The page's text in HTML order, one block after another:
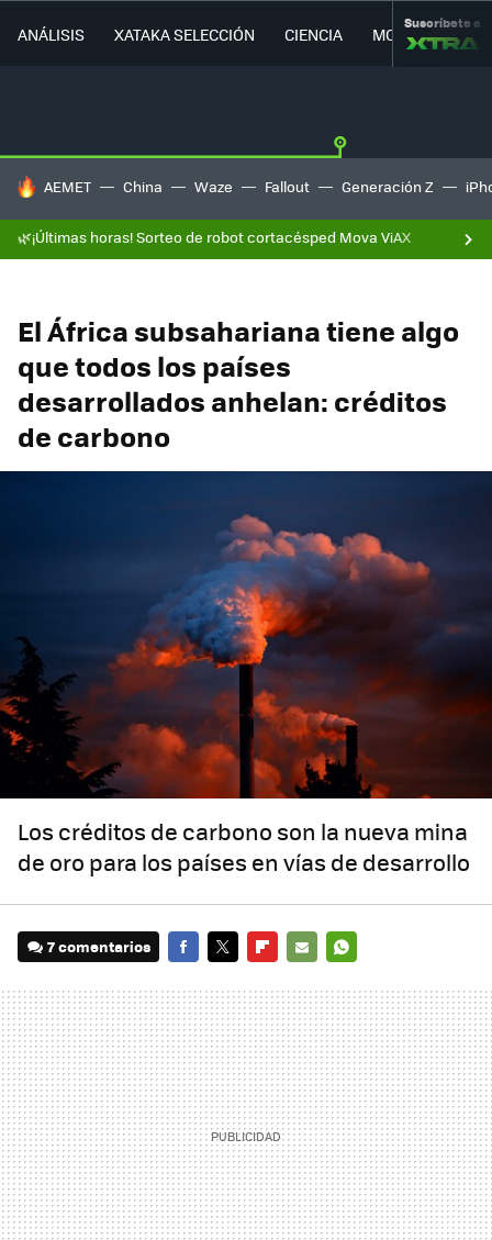
ANÁLISIS XATAKA SELECCIÓN CIENCIA MOVILIDAD
Suscríbete a
HOY SE HABLA DE
AEMET China Waze Fallout Generación Z
🌿¡Últimas horas! Sorteo de robot cortacésped Mova ViAX
El África subsahariana tiene algo
que todos los países
desarrollados anhelan: créditos
de carbono
Los créditos de carbono son la nueva mina
de oro para los países en vías de desarrollo
7 comentarios
MAIL